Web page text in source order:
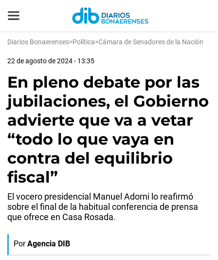
Diarios Bonaerenses>Política>Cámara de Senadores de la Nación
22 de agosto de 2024 - 13:35
En pleno debate por las
jubilaciones, el Gobierno
advierte que va a vetar
“todo lo que vaya en
contra del equilibrio
fiscal”
El vocero presidencial Manuel Adorni lo reafirmó
sobre el final de la habitual conferencia de prensa
que ofrece en Casa Rosada.
Por Agencia DIB